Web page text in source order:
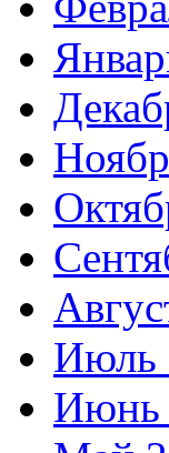
Июль
Июнь